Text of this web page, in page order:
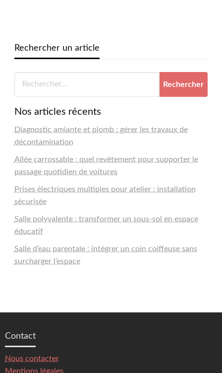
Rechercher un article
Nos articles récents
Diagnostic amiante et plomb : gérer les travaux de
décontamination
Allée carrossable : quel revêtement pour supporter le
passage quotidien de voitures
Prises électriques multiples pour atelier : installation
sécurisée
Salle polyvalente : transformer un sous-sol en espace
éducatif
Salle d’eau parentale : intégrer un coin coiffeuse sans
surcharger l’espace
Contact
Nous contacter
Mentions légales